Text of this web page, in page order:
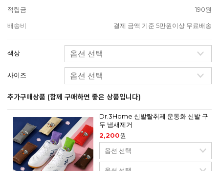
적립금
190원
배송비 결제 금액 기준 5만원이상 무료배송
색상
사이즈
추가구매상품 (함께 구매하면 좋은 상품입니다)
Dr.3Home 신발탈취제 운동화 신발 구
두 냄새제거
2,200원